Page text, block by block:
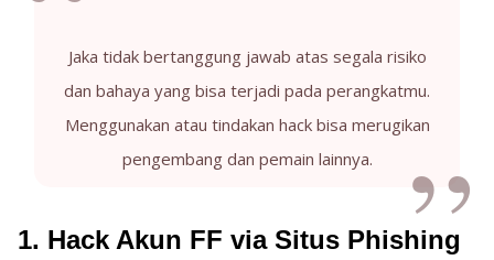
Jaka tidak bertanggung jawab atas segala risiko
dan bahaya yang bisa terjadi pada perangkatmu.
Menggunakan atau tindakan hack bisa merugikan
pengembang dan pemain lainnya.
1. Hack Akun FF via Situs Phishing